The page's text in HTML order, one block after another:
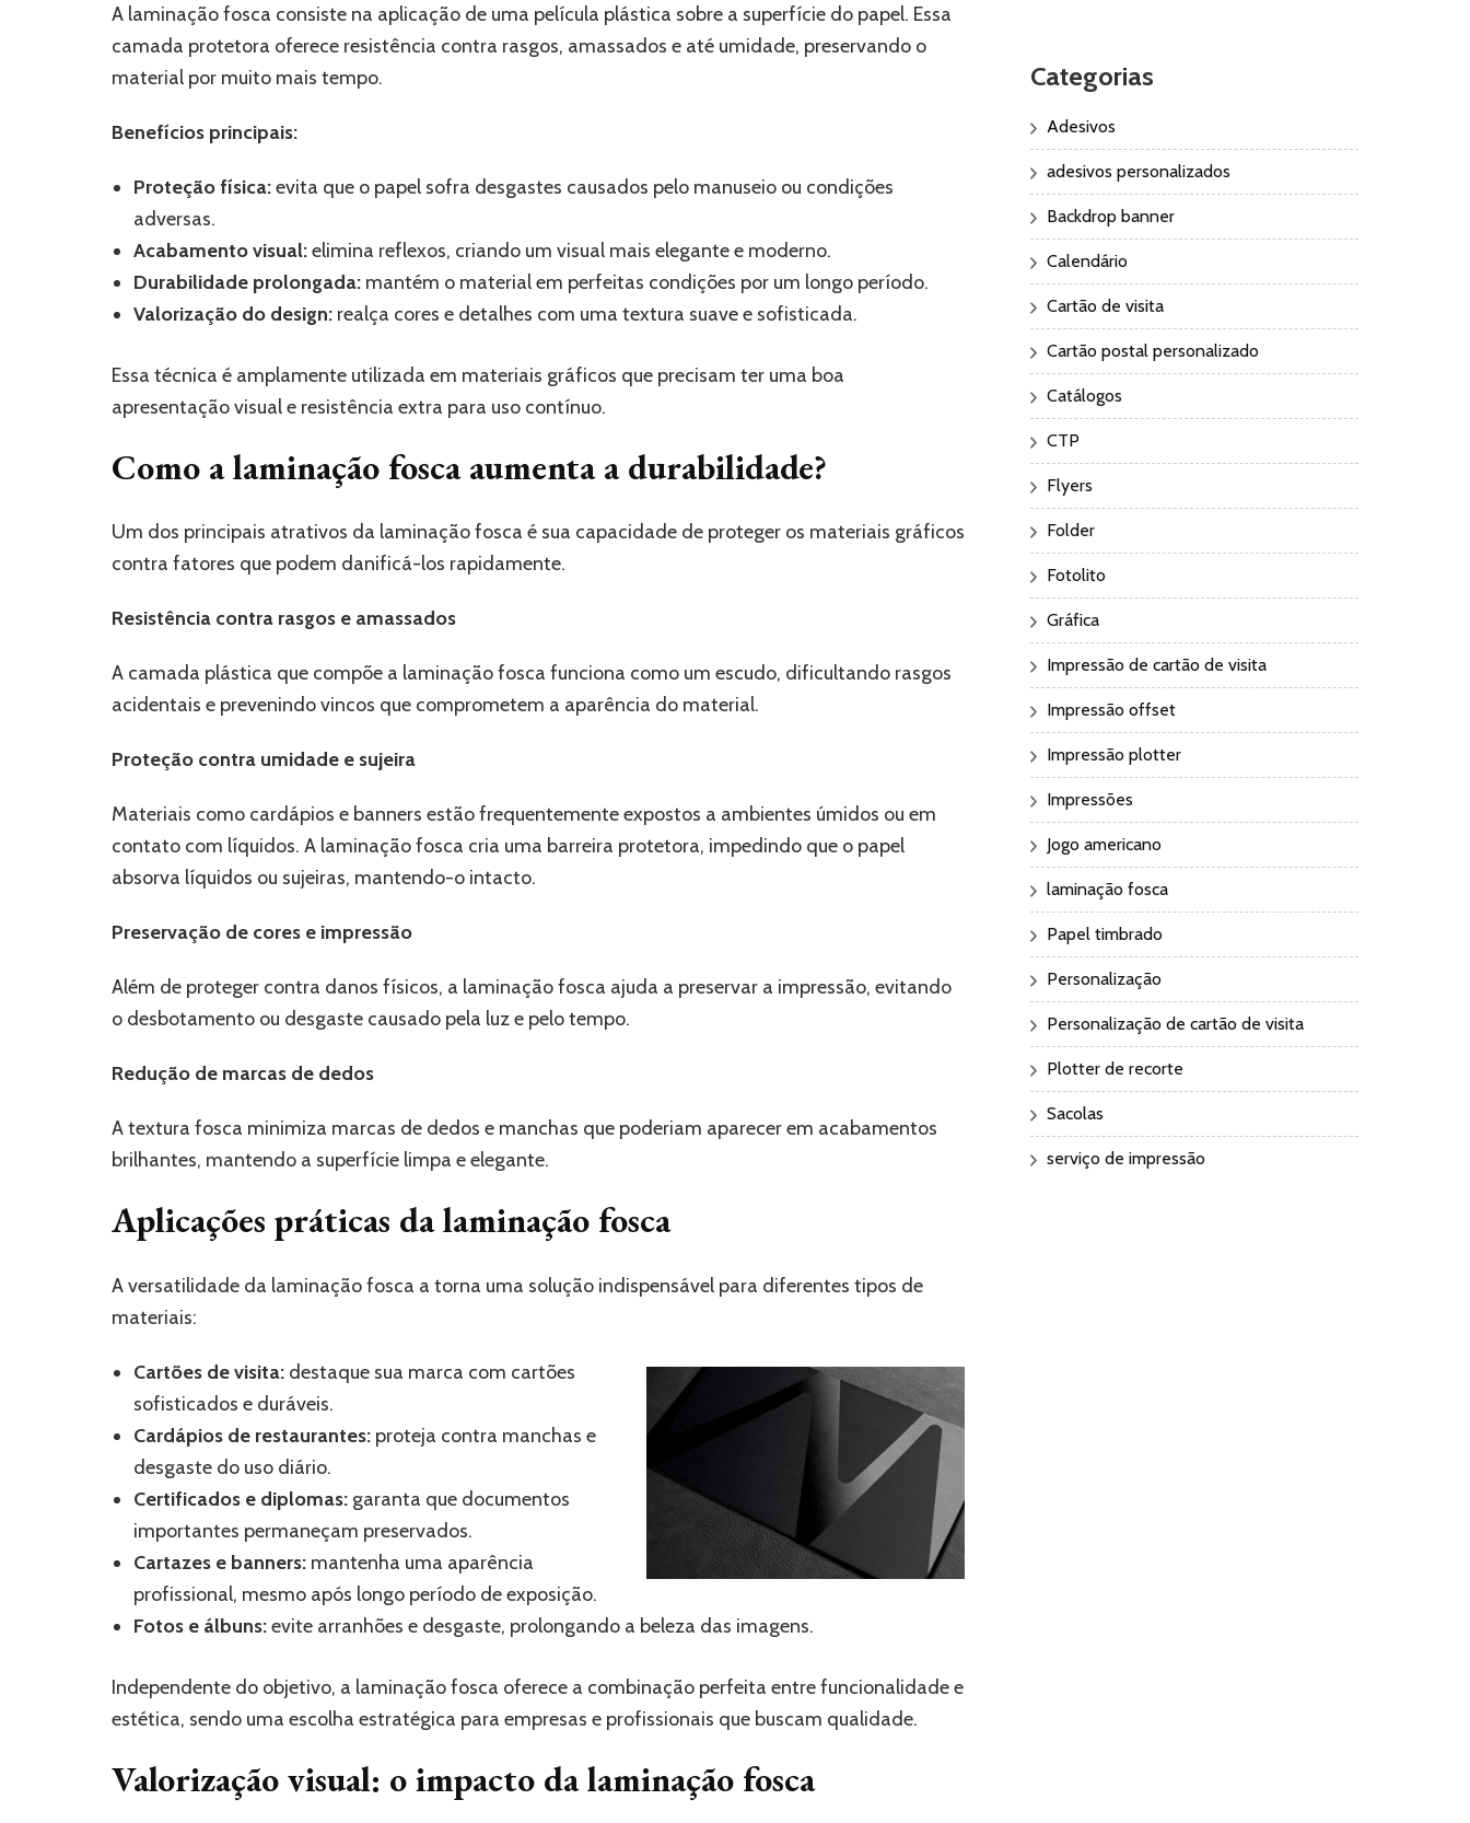
A laminação fosca consiste na aplicação de uma película plástica sobre a superfície do papel. Essa
camada protetora oferece resistência contra rasgos, amassados e até umidade, preservando o
material por muito mais tempo.
Benefícios principais:
Proteção física:evita que o papel sofra desgastes causados pelo manuseio ou condições
adversas.
Acabamento visual:elimina reflexos, criando um visual mais elegante e moderno.
Durabilidade prolongada: mantém o material em perfeitas condições por um longo período.
Valorização do design: realça cores e detalhes com uma textura suave e sofisticada.
Essa técnica é amplamente utilizada em materiais gráficos que precisam ter uma boa
apresentação visual e resistência extra para uso contínuo.
Como a laminação fosca aumenta a durabilidade?
Um dos principais atrativos da laminação fosca é sua capacidade de proteger os materiais gráficos
contra fatores que podem danificá-los rapidamente.
Resistência contra rasgos e amassados
A camada plástica que compõe a laminação fosca funciona como um escudo, dificultando rasgos
acidentais e prevenindo vincos que comprometem a aparência do material.
Proteção contra umidade e sujeira
Materiais como cardápios e banners estão frequentemente expostos a ambientes úmidos ou em
contato com líquidos. A laminação fosca cria uma barreira protetora, impedindo que o papel
absorva líquidos ou sujeiras, mantendo-o intacto.
Preservação de cores e impressão
Além de proteger contra danos físicos, a laminação fosca ajuda a preservar a impressão, evitando
o desbotamento ou desgaste causado pela luz e pelo tempo.
Redução de marcas de dedos
A textura fosca minimiza marcas de dedos e manchas que poderiam aparecer em acabamentos
brilhantes, mantendo a superfície limpa e elegante.
Aplicações práticas da laminação fosca
A versatilidade da laminação fosca a torna uma solução indispensável para diferentes tipos de
materiais:
Cartões de visita: destaque sua marca com cartões
sofisticados e duráveis.
Cardápios de restaurantes: proteja contra manchas e
desgaste do uso diário.
Certificados e diplomas: garanta que documentos
importantes permaneçam preservados.
Cartazes e banners: mantenha uma aparência
profissional, mesmo após longo período de exposição.
Fotos e álbuns:evite arranhões e desgaste, prolongando a beleza das imagens.
Independente do objetivo, a laminação fosca oferece a combinação perfeita entre funcionalidade e
estética, sendo uma escolha estratégica para empresas e profissionais que buscam qualidade.
Valorização visual: o impacto da laminação fosca
Categorias
Adesivos
adesivos personalizados
Backdrop banner
Calendário
Cartão de visita
Cartão postal personalizado
Catálogos
CTP
Flyers
Folder
Fotolito
Gráfica
Impressão de cartão de visita
Impressão offset
Impressão plotter
Impressões
Jogo americano
laminação fosca
Papel timbrado
Personalização
Personalização de cartão de visita
Plotter de recorte
Sacolas
serviço de impressão